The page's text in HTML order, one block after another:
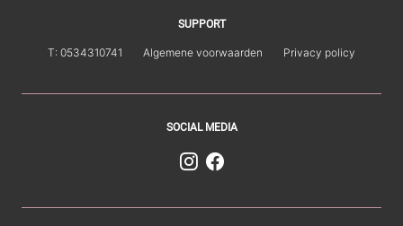
SUPPORT
T: 0534310741 Algemene voorwaarden Privacy policy
SOCIAL MEDIA